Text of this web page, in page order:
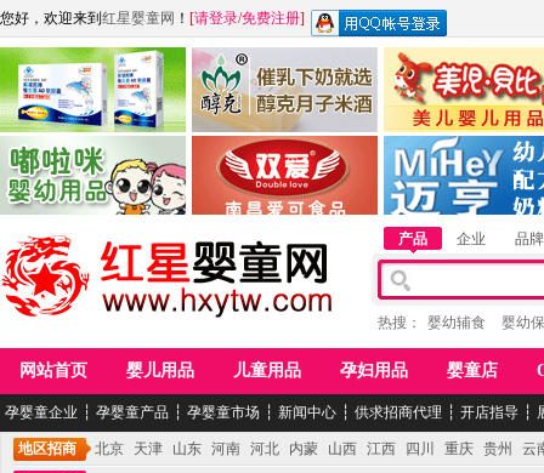
您好，欢迎来到 红星婴童网 ！ [请登录/免费注册]
江西麦嘟嘟食品有限公司
青岛嘟啦咪婴幼儿用品公司
江西醇之客月子米酒 惠州市美儿婴儿用品
湖南迈亨母婴用品有限
产品 企业 品牌
热搜： 婴幼辅食 婴幼
网站首页 婴儿用品 儿童用品 孕妇用品 婴童店
孕婴童企业 ┆ 孕婴童产品 ┆ 孕婴童市场 ┆ 新闻中心 ┆ 供求招商代理 ┆ 开店指导 ┆
地区招商 北京 天津 山东 河南 河北 内蒙 山西 江西 四川 重庆 贵州
云